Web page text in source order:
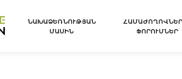
ՆԱԽԱՁԵՌՆՈՒԹՅԱՆ
ՄԱՍԻՆ
ՀԱՄԱԺՈՂՈՎՆԵՐ
ՈՐՈՒՄՆԵՐ